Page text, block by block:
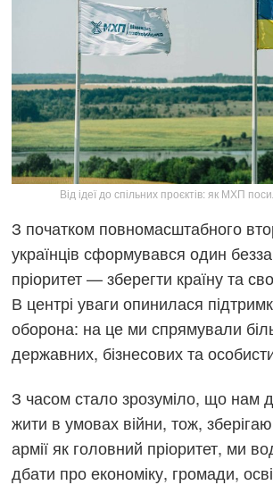
Від ідеї до спільних проєктів: як МХП
З початком повномасштабного
українців сформувався один
пріоритет — зберегти країну та
В центрі уваги опинилася
оборона: на це ми спрямували
державних, бізнесових та
З часом стало зрозуміло, що нам
жити в умовах війни, тож,
армії як головний пріоритет, ми
дбати про економіку, громади,